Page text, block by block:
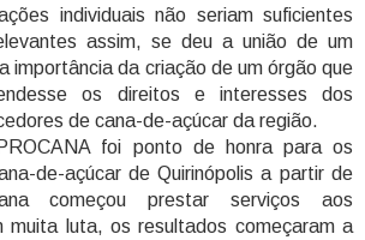
individuais não seriam suficientes
assim, se deu a união de um
importância da criação de um órgão que
os direitos e interesses dos
de cana-de-açúcar da região.
foi ponto de honra para os
de-açúcar de Quirinópolis a partir de
começou prestar serviços aos
muita luta, os resultados começaram a